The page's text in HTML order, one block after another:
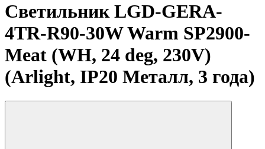
Светильник LGD-GERA-
4TR-R90-30W Warm SP2900-
Meat (WH, 24 deg, 230V)
(Arlight, IP20 Металл, 3 года)